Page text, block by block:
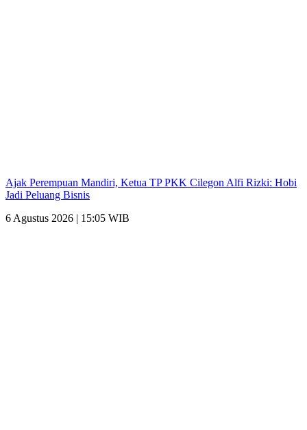
Ajak Perempuan Mandiri, Ketua TP PKK Cilegon Alfi Rizki: Hobi
Jadi Peluang Bisnis
6 Agustus 2026 | 15:05 WIB